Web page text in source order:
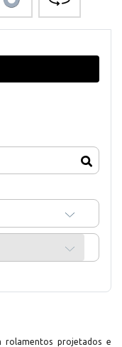
rolamentos projetados e